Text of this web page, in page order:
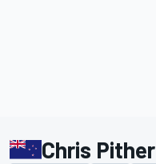
Chris Pither